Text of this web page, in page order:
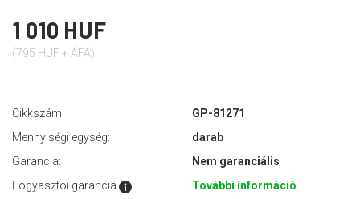
1 010 HUF
(795 HUF + ÁFA)
Cikkszám:
GP-81271
Mennyiségi egység:
darab
Garancia:
Nem garanciális
Fogyasztói garancia
: További információ